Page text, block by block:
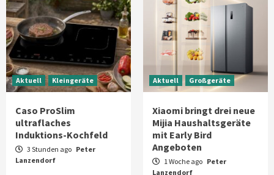
Aktuell Kleingeräte
Caso ProSlim
ultraflaches
Induktions-Kochfeld
3 Stunden ago Peter
Lanzendorf
Aktuell Großgeräte
Xiaomi bringt drei neue
Mijia Haushaltsgeräte
mit Early Bird
Angeboten
1 Woche ago Peter
Lanzendorf